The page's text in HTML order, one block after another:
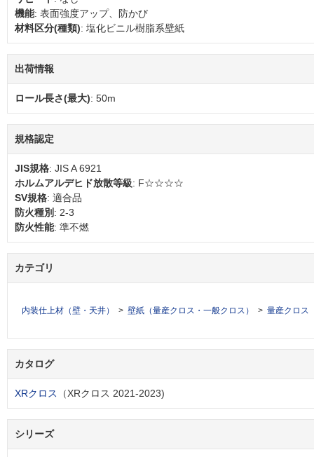
機能: 表面強度アップ、防かび
材料区分(種類): 塩化ビニル樹脂系壁紙
出荷情報
ロール長さ(最大): 50m
規格認定
JIS規格: JIS A 6921
ホルムアルデヒド放散等級: F☆☆☆☆
SV規格: 適合品
防火種別 : 2-3
防火性能: 準不燃
カテゴリ
内装仕上材（壁・天井） 壁紙（量産クロス・一般クロス） 量産クロス
カタログ
XRクロス （XRクロス 2021-2023)
シリーズ